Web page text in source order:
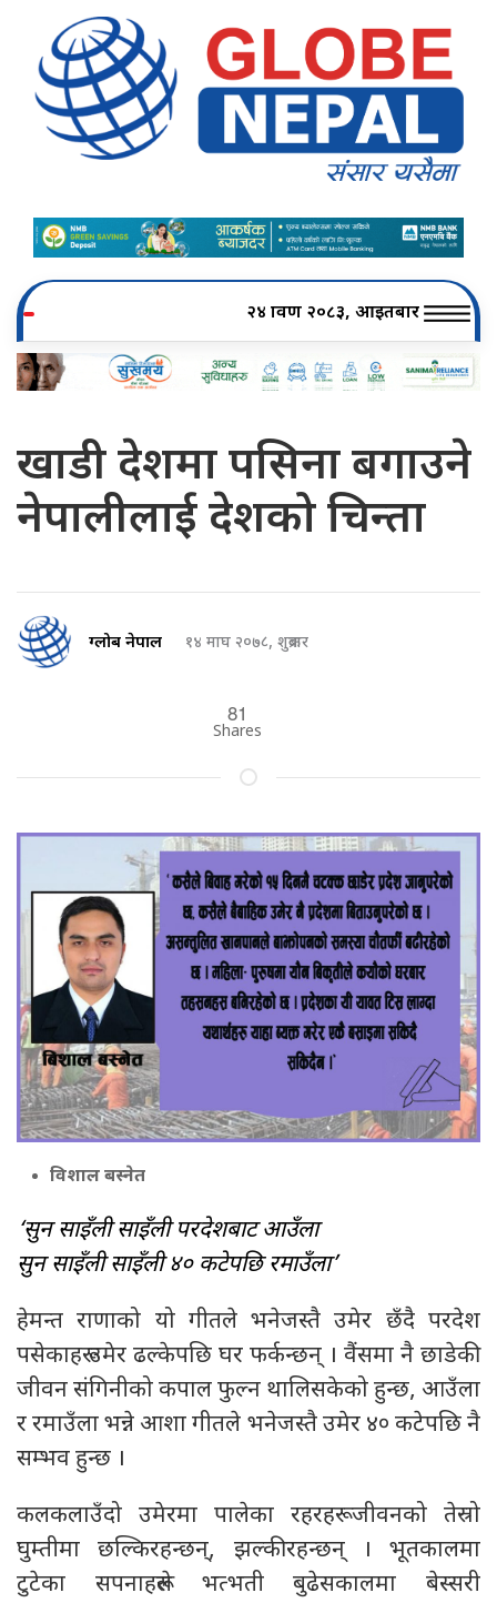
२४ श्रावण २०८३, आइतबार
खाडी देशमा पसिना बगाउने
नेपालीलाई देशको चिन्ता
ग्लोब नेपाल १४ माघ २०७८, शुक्रबार
81
Shares
विशाल बस्नेत
‘सुन साइँली साइँली परदेशबाट आउँला
सुन साइँली साइँली ४० कटेपछि रमाउँला’
हेमन्त राणाको यो गीतले भनेजस्तै उमेर छँदै परदेश
पसेकाहरू उमेर ढल्केपछि घर फर्कन्छन् । वैंसमा नै छाडेकी
जीवन संगिनीको कपाल फुल्न थालिसकेको हुन्छ, आउँला
र रमाउँला भन्ने आशा गीतले भनेजस्तै उमेर ४० कटेपछि नै
सम्भव हुन्छ ।
कलकलाउँदो उमेरमा पालेका रहरहरू जीवनको तेस्रो
घुम्तीमा छल्किरहन्छन्, झल्कीरहन्छन् । भूतकालमा
टुटेका सपनाहरूले भत्भती बुढेसकालमा बेस्सरी